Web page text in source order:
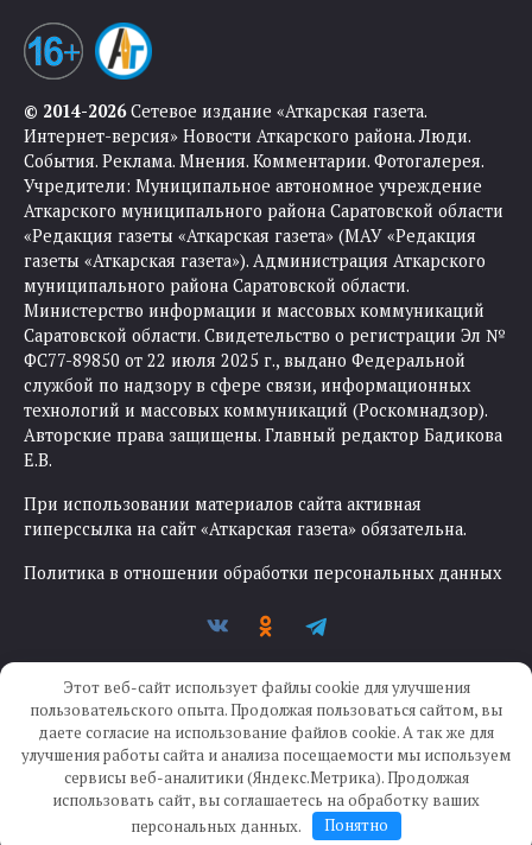
© 2014-2026Сетевое издание «Аткарская газета.
Интернет-версия» Новости Аткарского района. Люди.
События. Реклама. Мнения. Комментарии. Фотогалерея.
Учредители: Муниципальное автономное учреждение
Аткарского муниципального района Саратовской области
«Редакция газеты «Аткарская газета» (МАУ «Редакция
газеты «Аткарская газета»). Администрация Аткарского
муниципального района Саратовской области.
Министерство информации и массовых коммуникаций
Саратовской области. Свидетельство о регистрации Эл №
ФС77-89850 от 22 июля 2025 г., выдано Федеральной
службой по надзору в сфере связи, информационных
технологий и массовых коммуникаций (Роскомнадзор).
Авторские права защищены. Главный редактор Бадикова
Е.В.
При использовании материалов сайта активная
гиперссылка на сайт «Аткарская газета» обязательна.
Политика в отношении обработки персональных данных
Создание сайта —IKWEB
Этот веб-сайт использует файлы cookie для улучшения
пользовательского опыта. Продолжая пользоваться сайтом, вы
даете согласие на использование файлов cookie. А так же для
улучшения работы сайта и анализа посещаемости мы используем
сервисы веб-аналитики (Яндекс.Метрика). Продолжая
использовать сайт, вы соглашаетесь на обработку ваших
персональных данных.
Понятно